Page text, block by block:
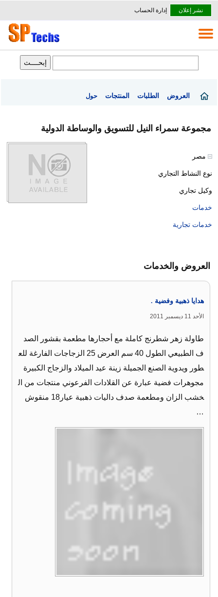
نشر إعلان إدارة الحساب
العروض الطلبات المنتجات حول
مجموعة سمراء النيل للتسويق والوساطة الدولية
مصر
نوع النشاط التجاري
وكيل تجاري
خدمات
خدمات تجارية
العروض والخدمات
هدايا ذهبية وفضية .
الأحد 11 ديسمبر 2011
طاولة زهر شطرنج كاملة مع أحجارها مطعمة بقشور الصد
ف الطبيعي الطول 40 سم العرض 25 الزجاجات الفارغة للع
طور ويدوية الصنع الجميلة زينة عيد الميلاد والزجاج الكبيرة
مجوهرات فضية عبارة عن القلادات الفرعوني منتجات من ال
خشب الزان ومطعمة صدف داليات ذهبية عيار18 منقوش
…